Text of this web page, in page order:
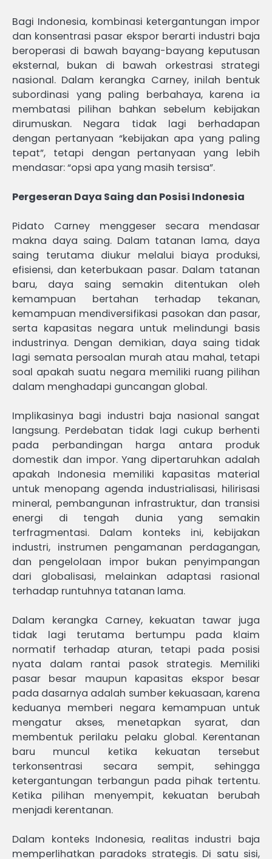
Bagi Indonesia, kombinasi ketergantungan impor
dan konsentrasi pasar ekspor berarti industri baja
beroperasi di bawah bayang-bayang keputusan
eksternal, bukan di bawah orkestrasi strategi
nasional. Dalam kerangka Carney, inilah bentuk
subordinasi yang paling berbahaya, karena ia
membatasi pilihan bahkan sebelum kebijakan
dirumuskan. Negara tidak lagi berhadapan
dengan pertanyaan “kebijakan apa yang paling
tepat”, tetapi dengan pertanyaan yang lebih
mendasar: “opsi apa yang masih tersisa”.
Pergeseran Daya Saing dan Posisi Indonesia
Pidato Carney menggeser secara mendasar
makna daya saing. Dalam tatanan lama, daya
saing terutama diukur melalui biaya produksi,
efisiensi, dan keterbukaan pasar. Dalam tatanan
baru, daya saing semakin ditentukan oleh
kemampuan bertahan terhadap tekanan,
kemampuan mendiversifikasi pasokan dan pasar,
serta kapasitas negara untuk melindungi basis
industrinya. Dengan demikian, daya saing tidak
lagi semata persoalan murah atau mahal, tetapi
soal apakah suatu negara memiliki ruang pilihan
dalam menghadapi guncangan global.
Implikasinya bagi industri baja nasional sangat
langsung. Perdebatan tidak lagi cukup berhenti
pada perbandingan harga antara produk
domestik dan impor. Yang dipertaruhkan adalah
apakah Indonesia memiliki kapasitas material
untuk menopang agenda industrialisasi, hilirisasi
mineral, pembangunan infrastruktur, dan transisi
energi di tengah dunia yang semakin
terfragmentasi. Dalam konteks ini, kebijakan
industri, instrumen pengamanan perdagangan,
dan pengelolaan impor bukan penyimpangan
dari globalisasi, melainkan adaptasi rasional
terhadap runtuhnya tatanan lama.
Dalam kerangka Carney, kekuatan tawar juga
tidak lagi terutama bertumpu pada klaim
normatif terhadap aturan, tetapi pada posisi
nyata dalam rantai pasok strategis. Memiliki
pasar besar maupun kapasitas ekspor besar
pada dasarnya adalah sumber kekuasaan, karena
keduanya memberi negara kemampuan untuk
mengatur akses, menetapkan syarat, dan
membentuk perilaku pelaku global. Kerentanan
baru muncul ketika kekuatan tersebut
terkonsentrasi secara sempit, sehingga
ketergantungan terbangun pada pihak tertentu.
Ketika pilihan menyempit, kekuatan berubah
menjadi kerentanan.
Dalam konteks Indonesia, realitas industri baja
memperlihatkan paradoks strategis. Di satu sisi,